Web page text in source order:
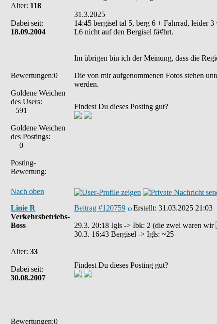
Alter: 118
Dabei seit:
18.09.2004
Bewertungen:0
Goldene Weichen
des Users:
591
Goldene Weichen
des Postings:
0
Posting-
Bewertung:
31.3.2025
14:45 bergisel tal 5, berg 6 + Fahrrad, leider
L6 nicht auf den Bergisel fä#hrt.
Im übrigen bin ich der Meinung, dass die
Die von mir aufgenommenen Fotos stehen
werden.
Findest Du dieses Posting gut?
Nach oben
Linie R
Verkehrsbetriebs-
Boss
Alter: 33
Dabei seit:
30.08.2007
Bewertungen:0
Beitrag #120759 Erstellt: 31.03.2025 21:03
29.3. 20:18 Igls -> Ibk: 2 (die zwei waren wir
30.3. 16:43 Bergisel -> Igls: ~25
Findest Du dieses Posting gut?